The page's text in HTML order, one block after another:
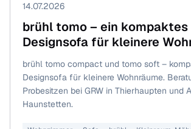
14.07.2026
brühl tomo – ein kompaktes
Designsofa für kleinere
brühl tomo compact und tomo soft –
Designsofa für kleinere Wohnräume.
Probesitzen bei GRW in Thierhaupten und
Haunstetten.